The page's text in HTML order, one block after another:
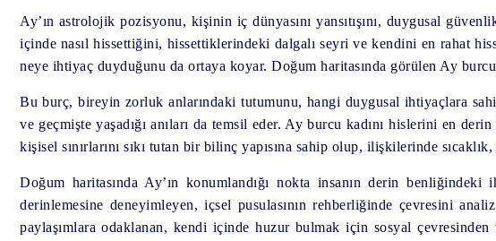
Ay’ın astrolojik pozisyonu, kişinin iç dünyasını yansıtışını, duygusal
içinde nasıl hissettiğini, hissettiklerindeki dalgalı seyri ve kendini en rahat
neye ihtiyaç duyduğunu da ortaya koyar. Doğum haritasında görülen Ay
Bu burç, bireyin zorluk anlarındaki tutumunu, hangi duygusal ihtiyaçlara
ve geçmişte yaşadığı anıları da temsil eder. Ay burcu kadını hislerini en
kişisel sınırlarını sıkı tutan bir bilinç yapısına sahip olup, ilişkilerinde
Doğum haritasında Ay’ın konumlandığı nokta insanın derin
derinlemesine deneyimleyen, içsel pusulasının rehberliğinde çevresini
paylaşımlara odaklanan, kendi içinde huzur bulmak için sosyal